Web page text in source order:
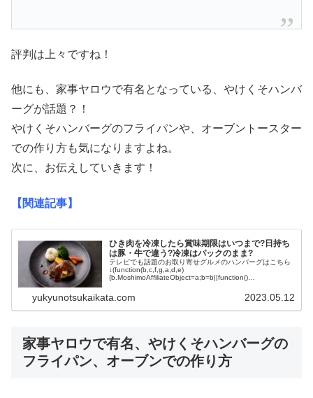
評判は上々ですね！
他にも、家事ヤロウで有名となっている、やけくそハンバ
ーグが話題？！
やけくそハンバーグのフライパンや、オーブントースター
での作り方も気になりますよね。
次に、お伝えしていきます！
【関連記事】
ひき肉を冷凍したら賞味期限はいつまで?日持ち
は豚・牛で違う?冷凍はパックのまま?
テレビでも話題のお取り寄せグルメのハンバーグはこちら
↓(function(b,c,f,g,a,d,e)
{b.MoshimoAffiliateObject=a;b=b||function()
yukyunotsukaikata.com 2023.05.12
家事ヤロウで有名、やけくそハンバーグの
フライパン、オーブンでの作り方